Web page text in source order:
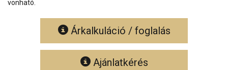
vonható.
Árkalkuláció / foglalás
Ajánlatkérés